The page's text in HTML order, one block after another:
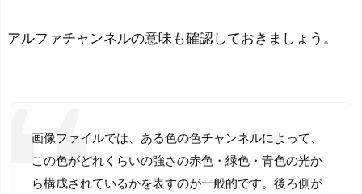
アルファチャンネルの意味も確認しておきましょう。
画像ファイルでは、ある色の色チャンネルによって、
この色がどれくらいの強さの赤色・緑色・青色の光か
ら構成されているかを表すのが一般的です。後ろ側が